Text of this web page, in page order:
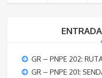
GR – PNPE 202:
GR – PNPE 201: